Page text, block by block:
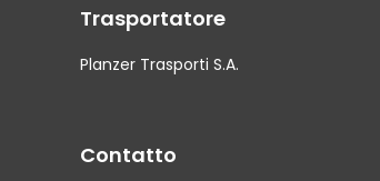
Trasportatore
Planzer Trasporti S.A.
Contatto